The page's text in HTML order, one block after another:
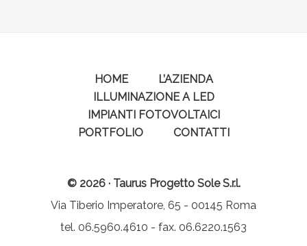
HOME
L’AZIENDA
ILLUMINAZIONE A LED
IMPIANTI FOTOVOLTAICI
PORTFOLIO
CONTATTI
© 2026 · Taurus Progetto Sole S.r.l.
Via Tiberio Imperatore, 65 - 00145 Roma
tel. 06.5960.4610 - fax. 06.6220.1563